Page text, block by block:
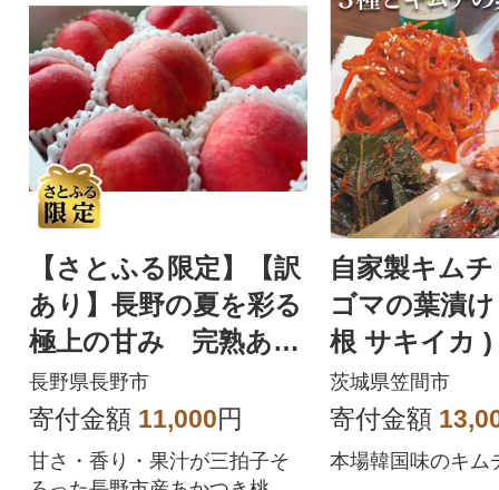
【さとふる限定】【訳
あり】長野の夏を彩る
極上の甘み 完熟あか
つき桃 2kg(約6～8玉)
長野県長野市
寄付金額 11,000円
甘さ・香り・果汁が三拍子そ
自家製キム
ゴマの葉漬
根 サキイカ
チの素 セッ
茨城県笠間市
寄付金額
本場韓国味のキム